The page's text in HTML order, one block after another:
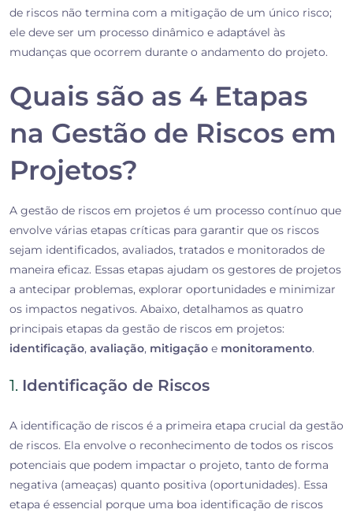
de riscos não termina com a mitigação de um único risco;
ele deve ser um processo dinâmico e adaptável às
mudanças que ocorrem durante o andamento do projeto.
Quais são as 4 Etapas
na Gestão de Riscos em
Projetos?
A gestão de riscos em projetos é um processo contínuo que
envolve várias etapas críticas para garantir que os riscos
sejam identificados, avaliados, tratados e monitorados de
maneira eficaz. Essas etapas ajudam os gestores de projetos
a antecipar problemas, explorar oportunidades e minimizar
os impactos negativos. Abaixo, detalhamos as quatro
principais etapas da gestão de riscos em projetos:
identificação, avaliação, mitigação e monitoramento.
1. Identificação de Riscos
A identificação de riscos é a primeira etapa crucial da gestão
de riscos. Ela envolve o reconhecimento de todos os riscos
potenciais que podem impactar o projeto, tanto de forma
negativa (ameaças) quanto positiva (oportunidades). Essa
etapa é essencial porque uma boa identificação de riscos